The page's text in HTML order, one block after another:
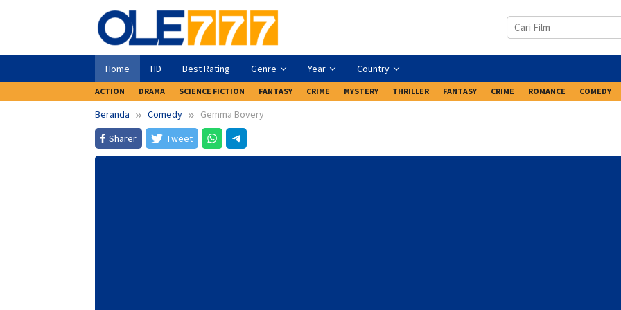
Home HD Best Rating Genre Year Country
ACTION DRAMA SCIENCE FICTION FANTASY CRIME MYSTERY THRILLER FANTASY CRIME ROMANCE COMEDY
Beranda Comedy
Gemma Bovery
Sharer
Tweet